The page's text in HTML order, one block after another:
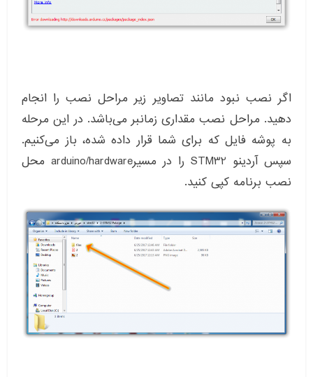
اگر نصب نبود مانند تصاویر زیر مراحل نصب را انجام
دهید. مراحل نصب مقداری زمانبر می‌باشد. در این مرحله
به پوشه فایل که برای شما قرار داده شده، باز می‌کنیم.
سپس آردینو STM32 را در مسیرarduino/hardware محل
نصب برنامه کپی کنید.